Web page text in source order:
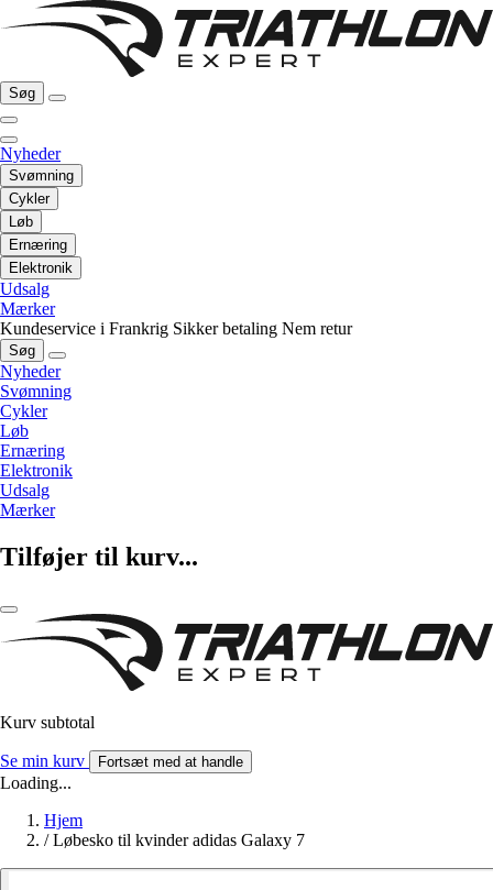
Søg
Nyheder
Svømning
Cykler
Løb
Ernæring
Elektronik
Udsalg
Mærker
Kundeservice i Frankrig Sikker betaling Nem retur
Søg
Nyheder
Svømning
Cykler
Løb
Ernæring
Elektronik
Udsalg
Mærker
Tilføjer til kurv...
Kurv subtotal
Se min kurv Fortsæt med at handle
Loading...
Hjem
/ Løbesko til kvinder adidas Galaxy 7